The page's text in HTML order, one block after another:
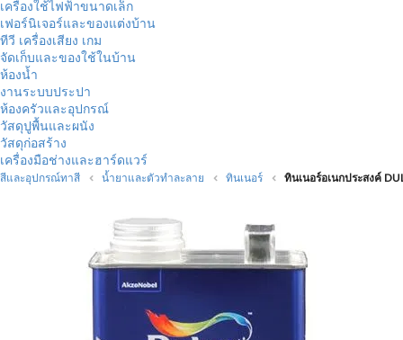
เครื่องใช้ไฟฟ้าขนาดเล็ก
เฟอร์นิเจอร์และของแต่งบ้าน
ทีวี เครื่องเสียง เกม
จัดเก็บและของใช้ในบ้าน
ห้องน้ำ
งานระบบประปา
ห้องครัวและอุปกรณ์
วัสดุปูพื้นและผนัง
วัสดุก่อสร้าง
เครื่องมือช่างและฮาร์ดแวร์
สีและอุปกรณ์ทาสี น้ำยาและตัวทำละลาย ทินเนอร์ ทินเนอร์อเนกประสงค์